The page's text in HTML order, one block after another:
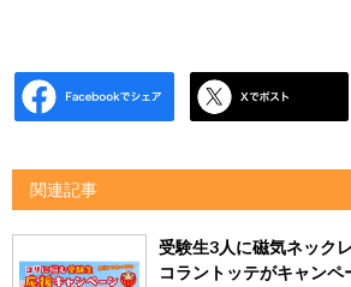
関連記事
受験生3人に磁気ネック
コラントッテがキャンペ